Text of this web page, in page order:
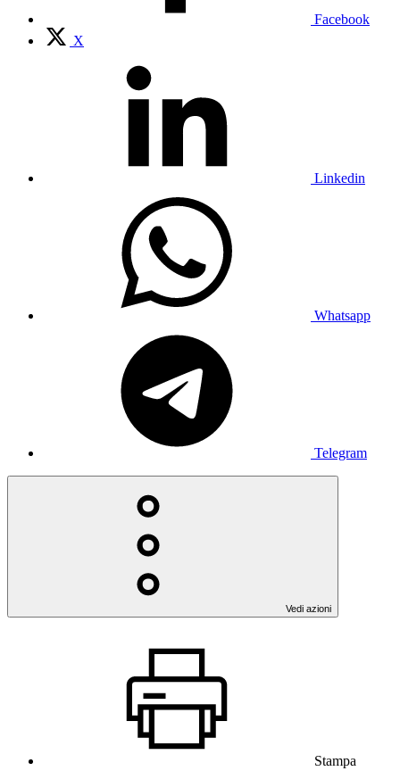
Facebook
X
Linkedin
Whatsapp
Telegram
Vedi azioni
Stampa